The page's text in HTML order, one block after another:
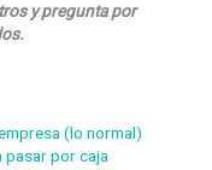
y pregunta por
(lo normal)
pasar por caja